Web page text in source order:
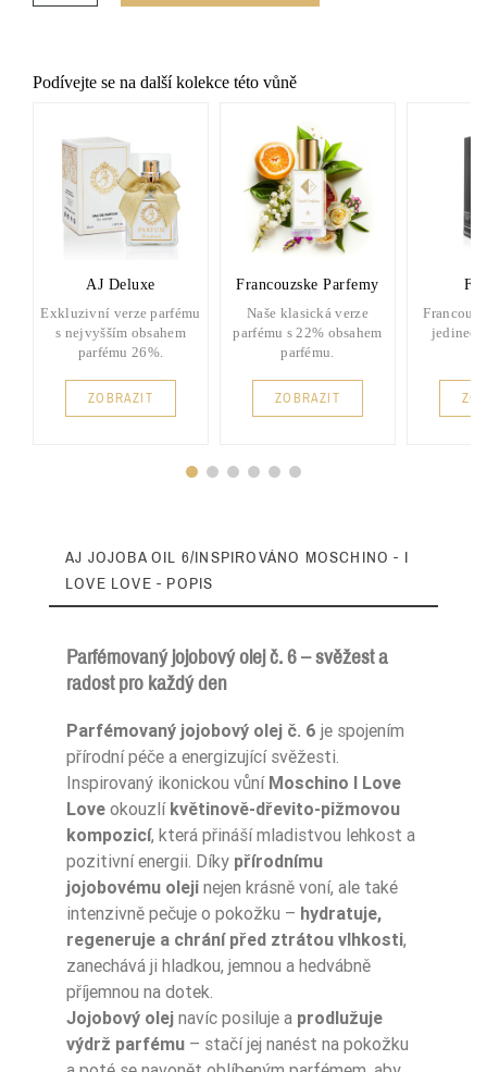
Podívejte se na další kolekce této vůně
AJ Deluxe
Exkluzivní verze parfému
s nejvyšším obsahem
parfému 26%.
ZOBRAZIT
Francouzske Parfemy
Naše klasická verze
parfému s 22% obsahem
parfému.
ZOBRAZIT
FP
AJ JOJOBA OIL 6/INSPIROVÁNO MOSCHINO - I
LOVE LOVE - POPIS
Parfémovaný jojobový olej č. 6 – svěžest a
radost pro každý den
Parfémovaný jojobový olej č. 6 je spojením
přírodní péče a energizující svěžesti.
Inspirovaný ikonickou vůní Moschino I Love
Love okouzlí květinově-dřevito-pižmovou
kompozicí, která přináší mladistvou lehkost a
pozitivní energii. Díky přírodnímu
jojobovému oleji nejen krásně voní, ale také
intenzivně pečuje o pokožku – hydratuje,
regeneruje a chrání před ztrátou vlhkosti,
zanechává ji hladkou, jemnou a hedvábně
příjemnou na dotek.
Jojobový olej navíc posiluje a prodlužuje
výdrž parfému – stačí jej nanést na pokožku
Ean13 5906826237383